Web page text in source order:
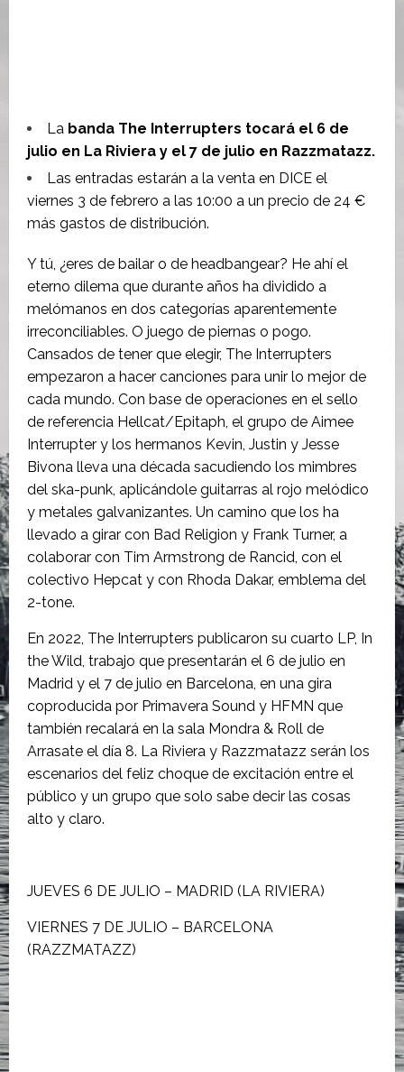
La banda The Interrupters tocará el 6 de
julio en La Riviera y el 7 de julio en Razzmatazz.
Las entradas estarán a la venta en DICE el
viernes 3 de febrero a las 10:00 a un precio de 24 €
más gastos de distribución.
Y tú, ¿eres de bailar o de headbangear? He ahí el
eterno dilema que durante años ha dividido a
melómanos en dos categorías aparentemente
irreconciliables. O juego de piernas o pogo.
Cansados de tener que elegir, The Interrupters
empezaron a hacer canciones para unir lo mejor de
cada mundo. Con base de operaciones en el sello
de referencia Hellcat/Epitaph, el grupo de Aimee
Interrupter y los hermanos Kevin, Justin y Jesse
Bivona lleva una década sacudiendo los mimbres
del ska-punk, aplicándole guitarras al rojo melódico
y metales galvanizantes. Un camino que los ha
llevado a girar con Bad Religion y Frank Turner, a
colaborar con Tim Armstrong de Rancid, con el
colectivo Hepcat y con Rhoda Dakar, emblema del
2-tone.
En 2022, The Interrupters publicaron su cuarto LP, In
the Wild, trabajo que presentarán el 6 de julio en
Madrid y el 7 de julio en Barcelona, en una gira
coproducida por Primavera Sound y HFMN que
también recalará en la sala Mondra & Roll de
Arrasate el día 8. La Riviera y Razzmatazz serán los
escenarios del feliz choque de excitación entre el
público y un grupo que solo sabe decir las cosas
alto y claro.
JUEVES 6 DE JULIO – MADRID (LA RIVIERA)
VIERNES 7 DE JULIO – BARCELONA
(RAZZMATAZZ)